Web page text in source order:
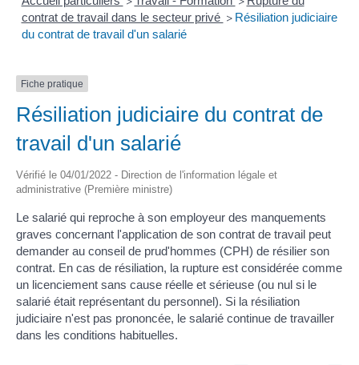
contrat de travail dans le secteur privé > Résiliation judiciaire
du contrat de travail d'un salarié
Fiche pratique
Résiliation judiciaire du contrat de
travail d'un salarié
Vérifié le 04/01/2022 - Direction de l'information légale et
administrative (Première ministre)
Le salarié qui reproche à son employeur des manquements
graves concernant l'application de son contrat de travail peut
demander au conseil de prud'hommes (CPH) de résilier son
contrat. En cas de résiliation, la rupture est considérée comme
un licenciement sans cause réelle et sérieuse (ou nul si le
salarié était représentant du personnel). Si la résiliation
judiciaire n'est pas prononcée, le salarié continue de travailler
dans les conditions habituelles.